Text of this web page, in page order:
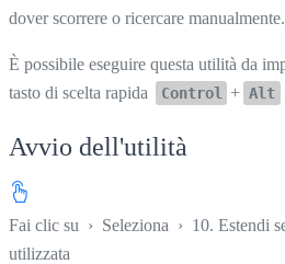
dover scorrere o ricercare manualmente.
È possibile eseguire questa utilità da
tasto di scelta rapida
Control + Alt
Avvio dell'utilità
Fai clic su › Seleziona › 10. Estendi
utilizzata